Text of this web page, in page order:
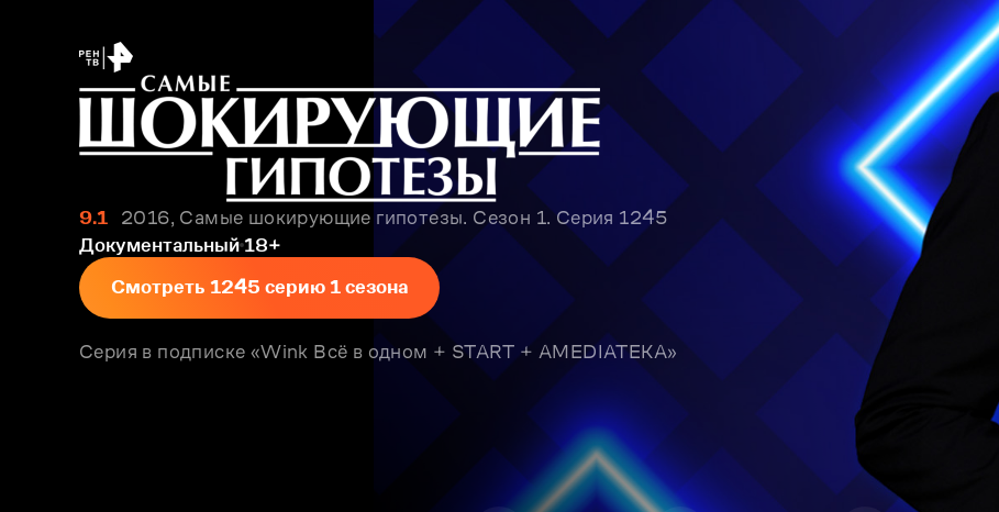
9.1
2016, Самые шокирующие гипотезы. Сезон 1. Серия 1245
Документальный 18+
Смотреть 1245 серию 1 сезона
Серия в подписке «Wink Всё в одном + START + AMEDIATEKA»